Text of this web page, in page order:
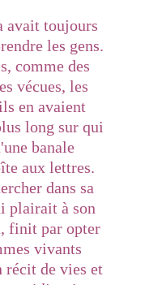
avait toujours
les gens.
comme des
vécues, les
en avaient
long sur qui
banale
aux lettres.
dans sa
plairait à son
finit par opter
vivants
récit de vies et